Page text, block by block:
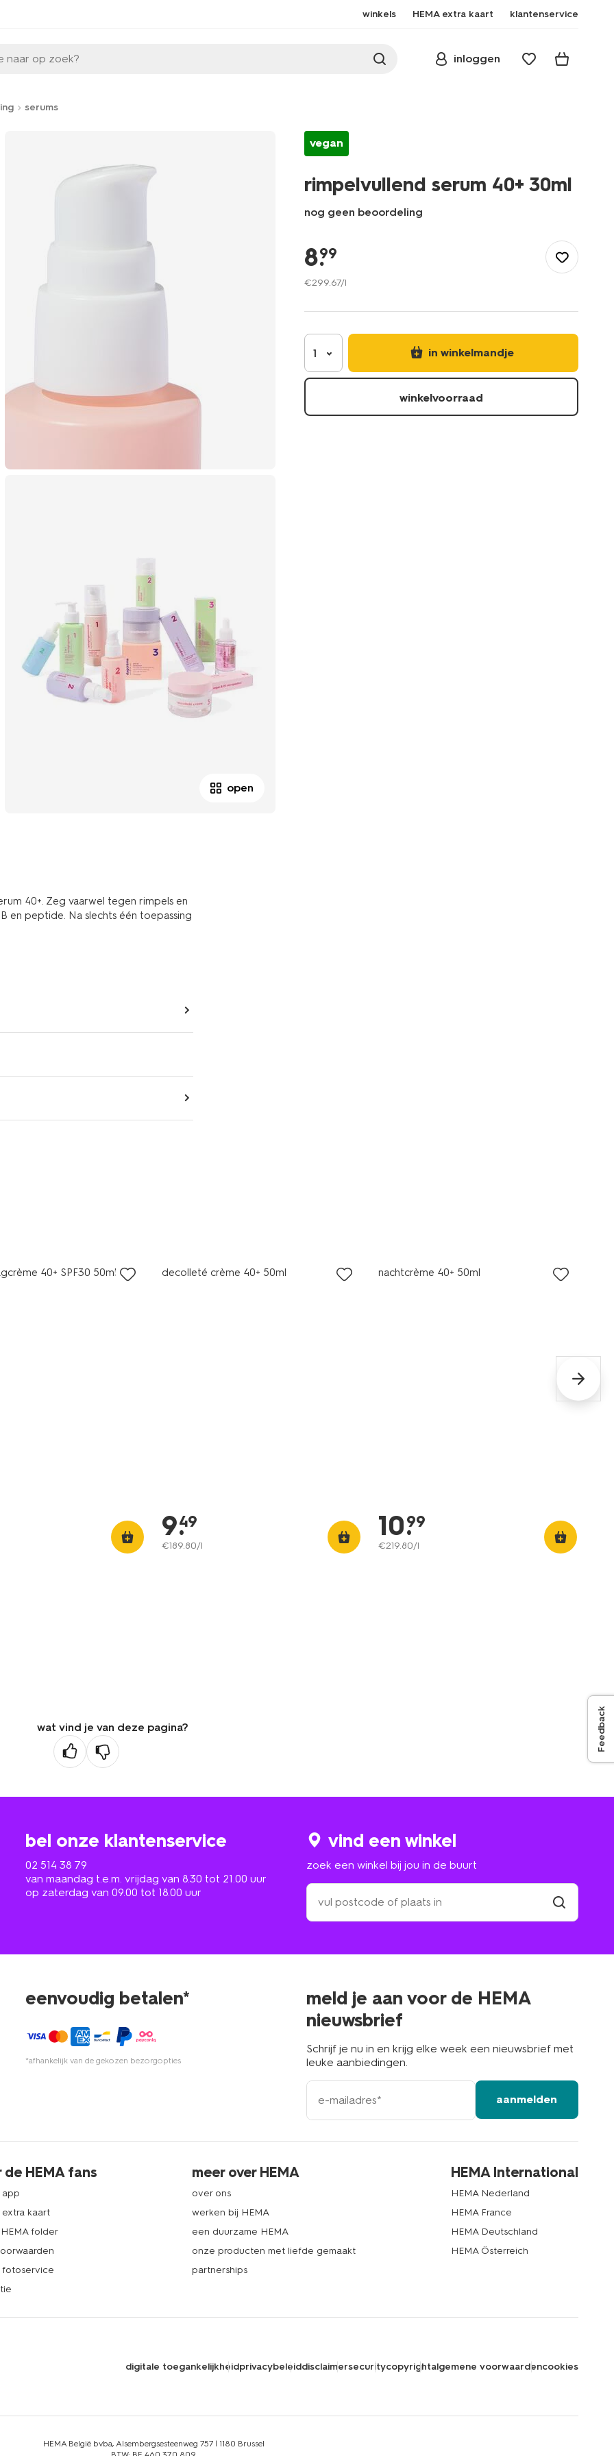
winkels HEMA extra kaart klantenservice
naar op zoek? inloggen
serums
open
40+. Zeg vaarwel tegen rimpels en
en peptide. Na slechts één toepassing
vegan
rimpelvullend serum 40+ 30ml
nog geen beoordeling
verzorgd/verzorging/gezichtsverzorging/serums/rimpelvullend-
40plus-
8.
99
€299.67/l
1 in winkelmandje
winkelvoorraad
40+ SPF30 50ml decolleté crème 40+ 50ml
9.
49
€189.80/l
nachtcrème 40+ 50ml
10.
99
€219.80/l
wat vind je van deze pagina?
bel onze klantenservice
02 514 38 79
van maandag t.e.m. vrijdag van 8.30 tot 21.00 uur
op zaterdag van 09.00 tot 18.00 uur
vind een winkel
zoek een winkel bij jou in de buurt
zoek
een
winkel
in
eenvoudig betalen*
*afhankelijk van de gekozen bezorgopties
meld je aan voor de HEMA
nieuwsbrief
Schrijf je nu in en krijg elke week een nieuwsbrief met
leuke aanbiedingen.
e-
mailadres
aanmelden
de HEMA fans
app
extra kaart
folder
fotoservice
meer over HEMA
over ons
werken bij HEMA
een duurzame HEMA
onze producten met liefde gemaakt
partnerships
HEMA International
HEMA Nederland
HEMA France
HEMA Deutschland
HEMA Österreich
digitale toegankelijkheidprivacybeleiddisclaimersecuritycopyrightalgemene voorwaardencookies
HEMA België bvba, Alsembergsesteenweg 757 | 1180 Brussel
Feedback